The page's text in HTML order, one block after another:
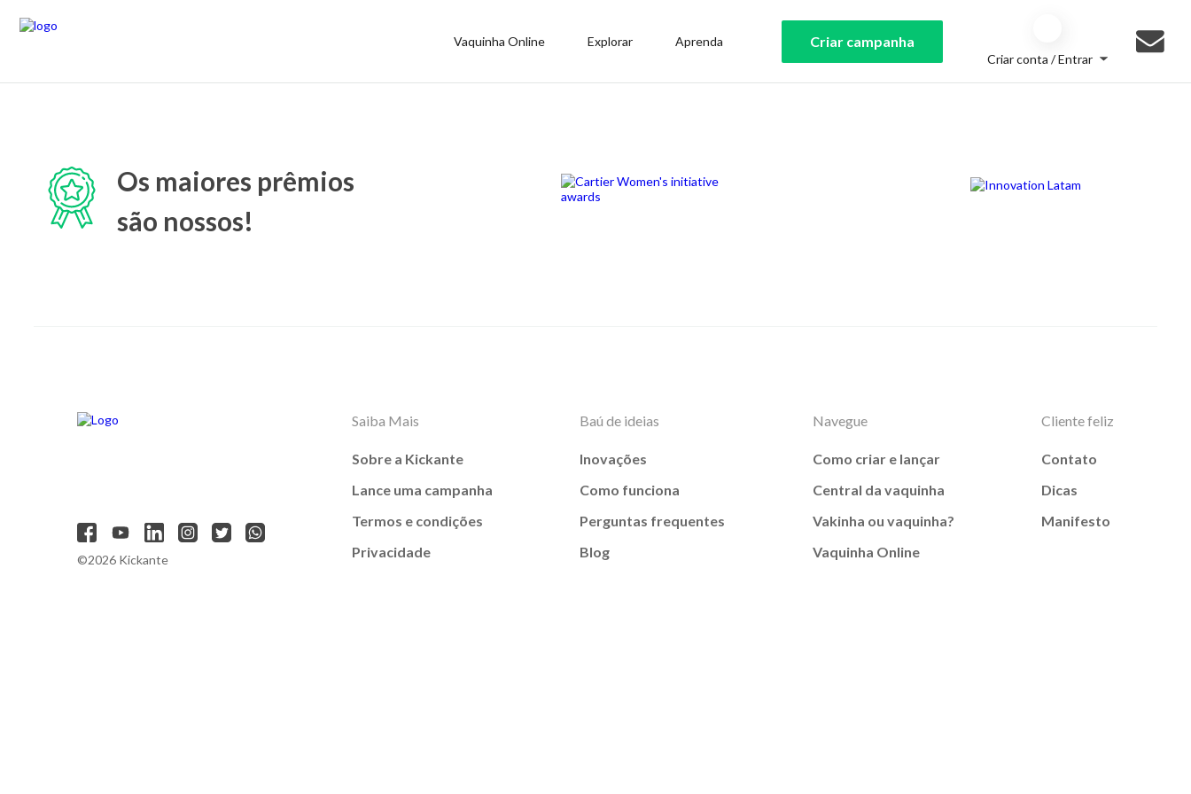
Vaquinha Online Explorar Aprenda Criar campanha
Criar conta / Entrar
Os maiores prêmios
são nossos!
©2026 Kickante
Saiba Mais
Sobre a Kickante
Lance uma campanha
Termos e condições
Privacidade
Baú de ideias
Inovações
Como funciona
Perguntas frequentes
Blog
Navegue
Como criar e lançar
Central da vaquinha
Vakinha ou vaquinha?
Vaquinha Online
Cliente feliz
Contato
Dicas
Manifesto